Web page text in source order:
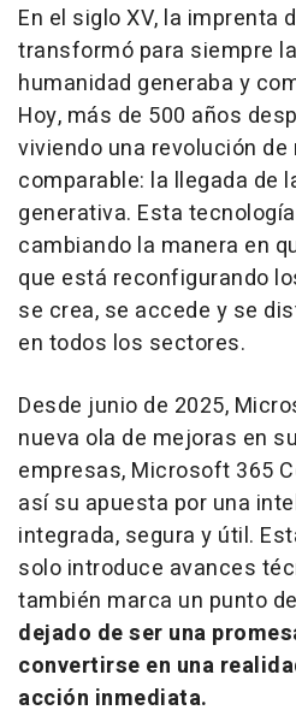
En el siglo XV, la imprenta
transformó para siempre
humanidad generaba y
Hoy, más de 500 años
viviendo una revolución de
comparable: la llegada de
generativa. Esta
cambiando la manera en
que está reconfigurando
se crea, se accede y se
en todos los sectores.
Desde junio de 2025,
nueva ola de mejoras en
empresas, Microsoft 365
así su apuesta por una
integrada, segura y útil.
solo introduce avances
también marca un punto
dejado de ser una
convertirse en una
acción inmediata.